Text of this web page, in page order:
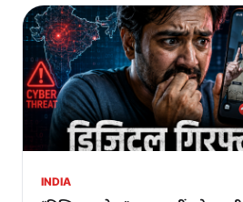
INDIA